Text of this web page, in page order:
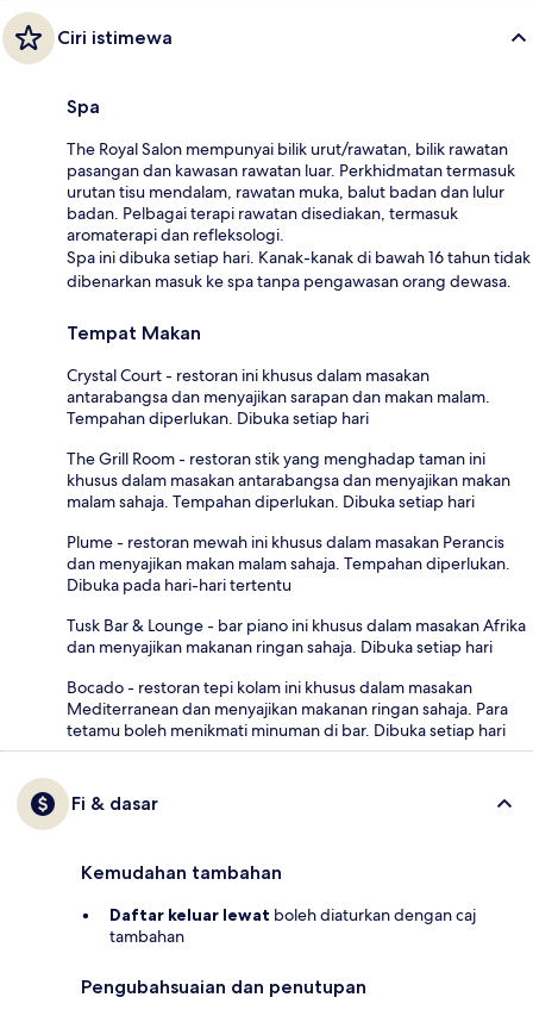
Ciri istimewa
Spa
The Royal Salon mempunyai bilik urut/rawatan, bilik rawatan
pasangan dan kawasan rawatan luar. Perkhidmatan termasuk
urutan tisu mendalam, rawatan muka, balut badan dan lulur
badan. Pelbagai terapi rawatan disediakan, termasuk
aromaterapi dan refleksologi.
Spa ini dibuka setiap hari. Kanak-kanak di bawah 16 tahun tidak
dibenarkan masuk ke spa tanpa pengawasan orang dewasa.
Tempat Makan
Crystal Court - restoran ini khusus dalam masakan
antarabangsa dan menyajikan sarapan dan makan malam.
Tempahan diperlukan. Dibuka setiap hari
The Grill Room - restoran stik yang menghadap taman ini
khusus dalam masakan antarabangsa dan menyajikan makan
malam sahaja. Tempahan diperlukan. Dibuka setiap hari
Plume - restoran mewah ini khusus dalam masakan Perancis
dan menyajikan makan malam sahaja. Tempahan diperlukan.
Dibuka pada hari-hari tertentu
Tusk Bar & Lounge - bar piano ini khusus dalam masakan Afrika
dan menyajikan makanan ringan sahaja. Dibuka setiap hari
Bocado - restoran tepi kolam ini khusus dalam masakan
Mediterranean dan menyajikan makanan ringan sahaja. Para
tetamu boleh menikmati minuman di bar. Dibuka setiap hari
Fi & dasar
Kemudahan tambahan
Daftar keluar lewat boleh diaturkan dengan caj
tambahan
Pengubahsuaian dan penutupan